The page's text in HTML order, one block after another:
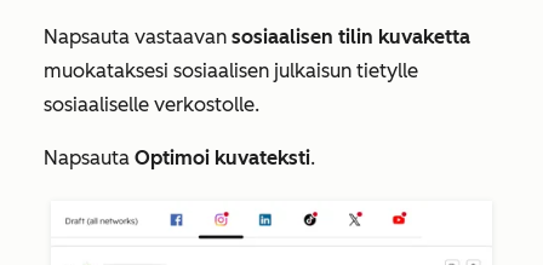
Napsauta vastaavan sosiaalisen tilin kuvaketta
muokataksesi sosiaalisen julkaisun tietylle
sosiaaliselle verkostolle.
Napsauta Optimoi kuvateksti.